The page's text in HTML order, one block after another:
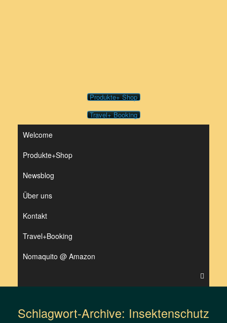
Produkte+ Shop
Travel+ Booking
Welcome
Produkte+Shop
Newsblog
Über uns
Kontakt
Travel+Booking
Nomaquito @ Amazon
Schlagwort-Archive: Insektenschutz